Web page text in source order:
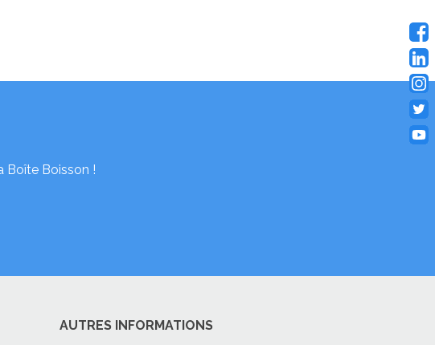
Boîte Boisson !
AUTRES INFORMATIONS